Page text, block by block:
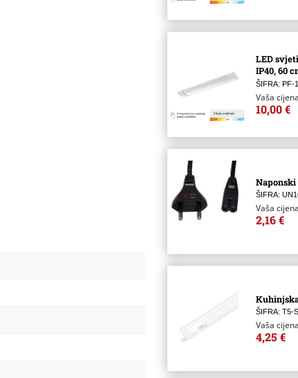
LED
IP40, 60
ŠIFRA: PF-
Vaša
10,00 €
Naponski
ŠIFRA:
Vaša
2,16 €
ŠIFRA: T5-
Vaša
4,25 €